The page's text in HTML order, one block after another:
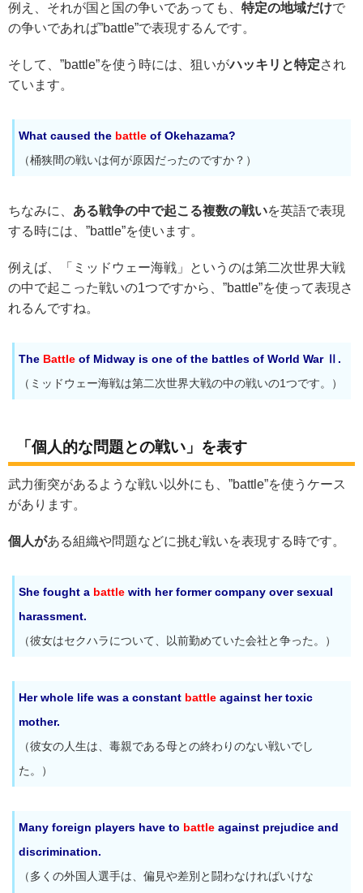
例え、それが国と国の争いであっても、 特定の地域だけで
の争いであれば”battle”で表現するんです。
そして、”battle”を使う時には、狙いがハッキリと特定され
ています。
What caused the battle of Okehazama?
（桶狭間の戦いは何が原因だったのですか？）
ちなみに、 ある戦争の中で起こる複数の戦いを英語で表現
する時には、”battle”を使います。
例えば、「ミッドウェー海戦」というのは第二次世界大戦
の中で起こった戦いの1つですから、”battle”を使って表現さ
れるんですね。
The Battle of Midway is one of the battles of World War Ⅱ.
（ミッドウェー海戦は第二次世界大戦の中の戦いの1つです。）
「個人的な問題との戦い」を表す
武力衝突があるような戦い以外にも、”battle”を使うケース
があります。
個人がある組織や問題などに挑む戦いを表現する時です。
She fought a battle with her former company over sexual
harassment.
（彼女はセクハラについて、以前勤めていた会社と争った。）
Her whole life was a constant battle against her toxic
mother.
（彼女の人生は、毒親である母との終わりのない戦いでし
た。）
Many foreign players have to battle against prejudice and
discrimination.
（多くの外国人選手は、偏見や差別と闘わなければいけな